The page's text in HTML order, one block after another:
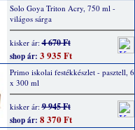
Solo Goya Triton Acry, 750 ml -
világos sárga
kisker ár:4 670 Ft
shop ár: 3 935 Ft
Primo iskolai festékkészlet - pasztell, 6
x 300 ml
kisker ár:9 945 Ft
shop ár: 8 370 Ft